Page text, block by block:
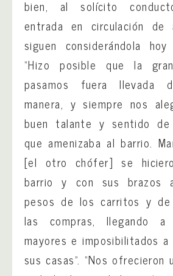
bien, al solícito
entrada en circulación de
siguen considerándola hoy
“Hizo posible que la
pasamos fuera llevada
manera, y siempre nos
buen talante y sentido
que amenizaba al barrio.
[el otro chófer] se
barrio y con sus brazos
pesos de los carritos y
las compras, llegando a
mayores e imposibilitados
sus casas”. “Nos ofrecieron